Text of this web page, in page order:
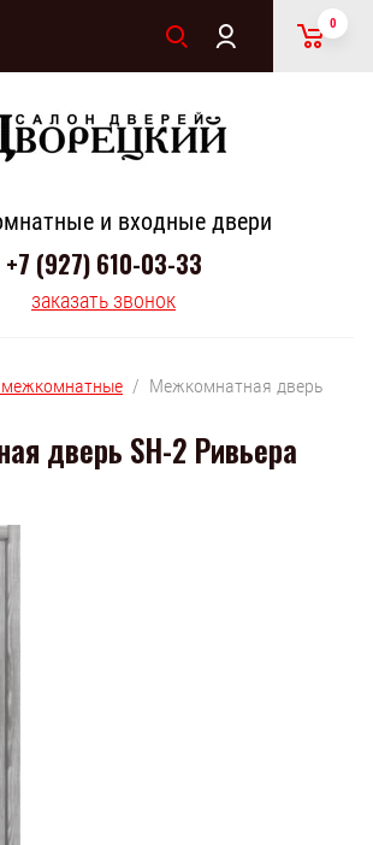
0
и входные двери
+7 (927) 610-03-33
заказать звонок
  /  Межкомнатная дверь
дверь SH-2 Ривьера